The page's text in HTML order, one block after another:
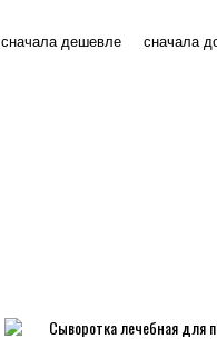
сначала дешевле сначала